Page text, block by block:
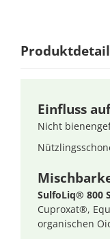
Einfluss
Nicht
SulfoLiq® 800
Cuproxat®,
organischen